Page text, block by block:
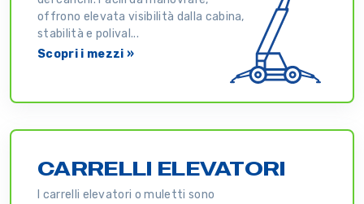
offrono elevata visibilità dalla cabina,
stabilità e polival...
Scopri i mezzi »
CARRELLI ELEVATORI
I carrelli elevatori o muletti sono